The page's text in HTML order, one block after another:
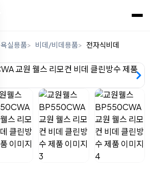
욕실용품 비데/비데용품 전자식비데